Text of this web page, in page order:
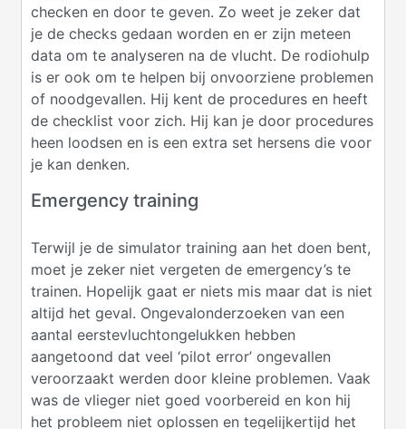
checken en door te geven. Zo weet je zeker dat
je de checks gedaan worden en er zijn meteen
data om te analyseren na de vlucht. De rodiohulp
is er ook om te helpen bij onvoorziene problemen
of noodgevallen. Hij kent de procedures en heeft
de checklist voor zich. Hij kan je door procedures
heen loodsen en is een extra set hersens die voor
je kan denken.
Emergency training
Terwijl je de simulator training aan het doen bent,
moet je zeker niet vergeten de emergency’s te
trainen. Hopelijk gaat er niets mis maar dat is niet
altijd het geval. Ongevalonderzoeken van een
aantal eerstevluchtongelukken hebben
aangetoond dat veel ‘pilot error’ ongevallen
veroorzaakt werden door kleine problemen. Vaak
was de vlieger niet goed voorbereid en kon hij
het probleem niet oplossen en tegelijkertijd het